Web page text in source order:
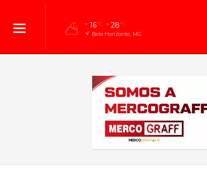
16°C 28°C
Belo Horizonte, MG